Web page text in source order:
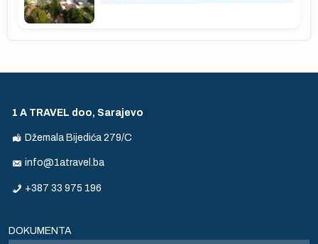
1 A TRAVEL doo, Sarajevo
Džemala Bijedića 279/C
info@1atravel.ba
+387 33 975 196
DOKUMENTA